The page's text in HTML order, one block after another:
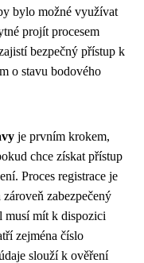
bylo možné využívat
projít procesem
bezpečný přístup k
o stavu bodového
je prvním krokem,
chce získat přístup
Proces registrace je
zabezpečený
musí mít k dispozici
zejména číslo
slouží k ověření